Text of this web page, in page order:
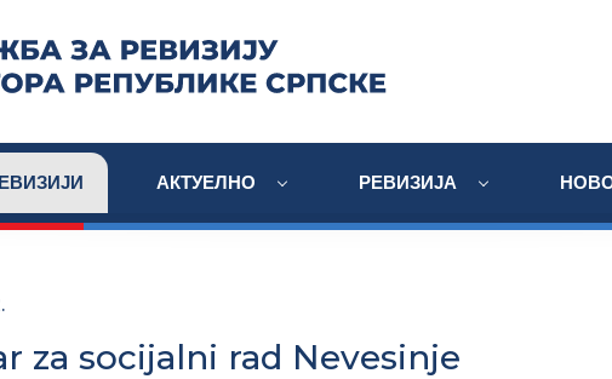
АКТУЕЛНО РЕВИЗИЈА
za socijalni rad Nevesinje